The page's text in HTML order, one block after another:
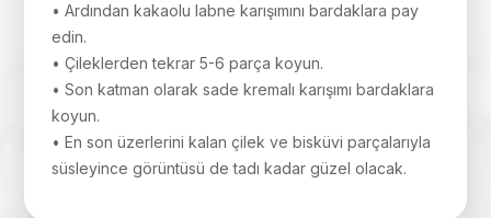
• Ardından kakaolu labne karışımını bardaklara pay
edin.
• Çileklerden tekrar 5-6 parça koyun.
• Son katman olarak sade kremalı karışımı bardaklara
koyun.
• En son üzerlerini kalan çilek ve bisküvi parçalarıyla
süsleyince görüntüsü de tadı kadar güzel olacak.